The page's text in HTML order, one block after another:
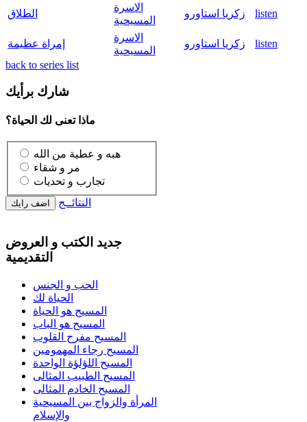
الطلاق
الاسرة
المسيحية
زكريا استاورو listen
إمراة عظيمة
الاسرة
المسيحية
زكريا استاورو
listen
back to series list
شارك برأيك
ماذا تعنى لك الحياة؟
النتائــج
جديد الكتب و العروض
التقديمية
الحب و الجنس
الحياة لك
المسيح هو الحياة
المسيح هو الباب
المسيح مفرح القلوب
المسيح رجاء المهمومين
المسيح اللؤلؤة الواحدة
المسيح الطبيب المثالى
المسيح الخادم المثالى
المرأة والزواج بين المسيحية
والإسلام